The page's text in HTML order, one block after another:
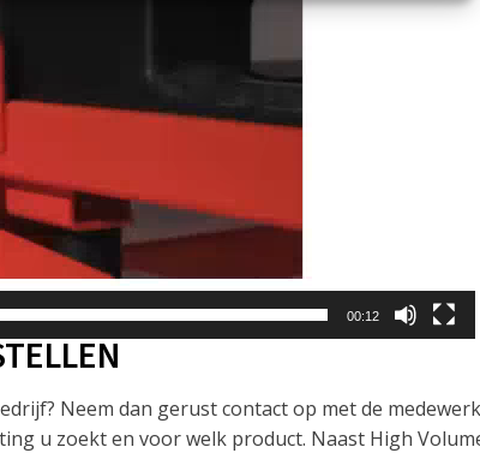
00:12
Neem dan gerust contact op met de
u zoekt en voor welk product. Naast High